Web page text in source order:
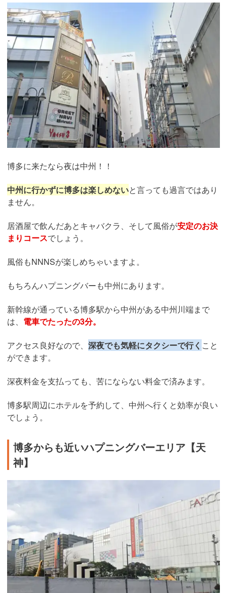
博多に来たなら夜は中州！！
中州に行かずに博多は楽しめないと言っても過言ではあり
ません。
居酒屋で飲んだあとキャバクラ、そして風俗が安定のお決
まりコースでしょう。
風俗もNNNSが楽しめちゃいますよ。
もちろんハプニングバーも中州にあります。
新幹線が通っている博多駅から中州がある中州川端まで
は、 電車でたったの3分。
アクセス良好なので、 深夜でも気軽にタクシーで行く こと
ができます。
深夜料金を支払っても、苦にならない料金で済みます。
博多駅周辺にホテルを予約して、中州へ行くと効率が良い
でしょう。
博多からも近いハプニングバーエリア【天
神】